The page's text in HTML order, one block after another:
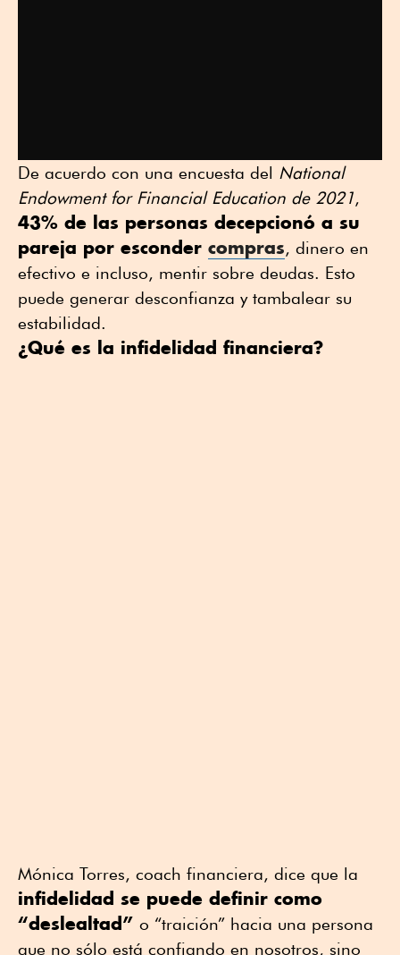
De acuerdo con una encuesta del National
Endowment for Financial Education de 2021,
43% de las personas decepcionó a su
pareja por esconder compras, dinero en
efectivo e incluso, mentir sobre deudas. Esto
puede generar desconfianza y tambalear su
estabilidad.
¿Qué es la infidelidad financiera?
Mónica Torres, coach financiera, dice que la
infidelidad se puede definir como
“deslealtad” o “traición” hacia una persona
que no sólo está confiando en nosotros, sino